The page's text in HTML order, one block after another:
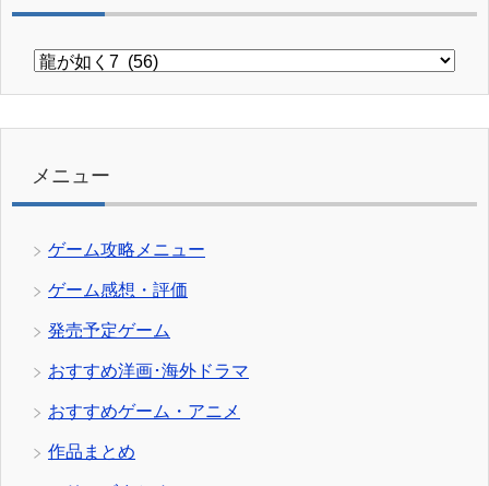
カ
リ
メニュー
ゲーム攻略メニュー
ゲーム感想・評価
発売予定ゲーム
おすすめ洋画･海外ドラマ
おすすめゲーム・アニメ
作品まとめ